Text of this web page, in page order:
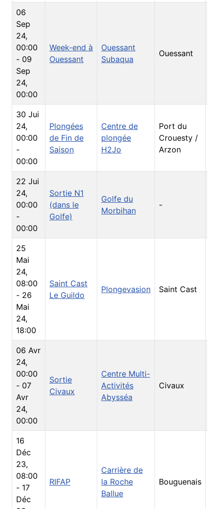
06
Sep
24,
00:00
- 09
Sep
24,
00:00
Week-end à
Ouessant
Ouessant
Subaqua
Ouessant
30 Jui
24,
00:00
-
00:00
Plongées
de Fin de
Saison
Centre de
plongée
H2Jo
Port du
Crouesty /
Arzon
22 Jui
24,
00:00
-
00:00
Sortie N1
(dans le
Golfe)
Golfe du
Morbihan
-
25
Mai
24,
08:00
- 26
Mai
24,
18:00
Saint Cast
Le Guildo
Plongevasion Saint Cast
06 Avr
24,
00:00
- 07
Avr
24,
00:00
Sortie
Civaux
Centre Multi-
Activités
Abysséa
Civaux
16
Déc
23,
08:00
- 17
Déc
RIFAP
Carrière de
la Roche
Ballue
Bouguenais